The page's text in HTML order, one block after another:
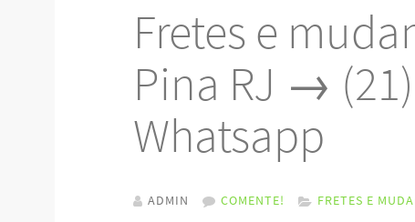
Fretes e
Pina RJ →
Whatsapp
ADMIN COMENTE! FRETES E